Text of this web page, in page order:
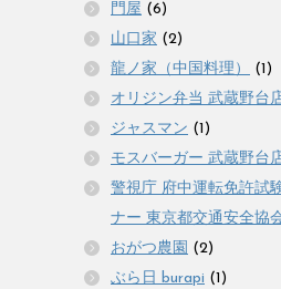
門屋 (6)
山口家 (2)
龍ノ家（中国料理）
(1)
オリジン弁当 武蔵野台
ジャスマン (1)
モスバーガー 武蔵野台
警視庁 府中運転免許試
ナー 東京都交通安全協
おがつ農園 (2)
ぶら日 burapi (1)